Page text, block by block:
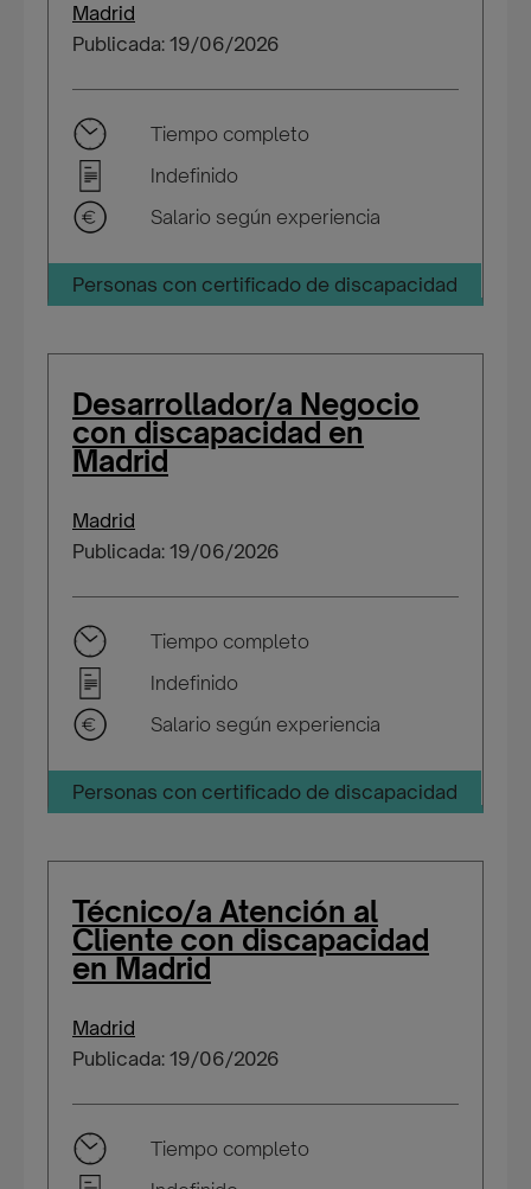
Madrid
Publicada: 19/06/2026
Tiempo completo
Indefinido
Salario según experiencia
Personas con certificado de discapacidad
Desarrollador/a Negocio
con discapacidad en
Madrid
Madrid
Publicada: 19/06/2026
Tiempo completo
Indefinido
Salario según experiencia
Personas con certificado de discapacidad
Técnico/a Atención al
Cliente con discapacidad
en Madrid
Madrid
Publicada: 19/06/2026
Tiempo completo